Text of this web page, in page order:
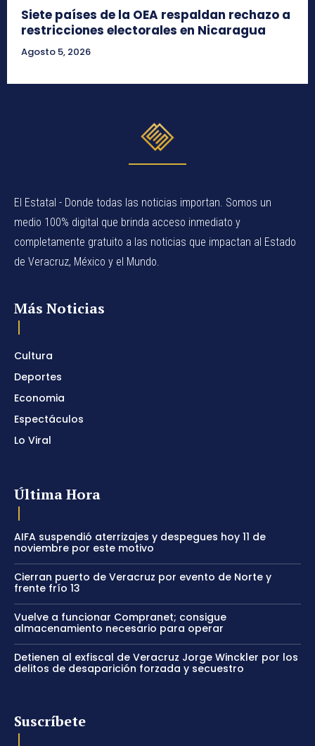
Siete países de la OEA respaldan rechazo a
restricciones electorales en Nicaragua
Agosto 5, 2026
El Estatal - Donde todas las noticias importan. Somos un
medio 100% digital que brinda acceso inmediato y
completamente gratuito a las noticias que impactan al Estado
de Veracruz, México y el Mundo.
Más Noticias
Cultura
Deportes
Economia
Espectáculos
Lo Viral
Última Hora
AIFA suspendió aterrizajes y despegues hoy 11 de
noviembre por este motivo
Cierran puerto de Veracruz por evento de Norte y
frente frío 13
Vuelve a funcionar Compranet; consigue
almacenamiento necesario para operar
Detienen al exfiscal de Veracruz Jorge Winckler por los
delitos de desaparición forzada y secuestro
Suscríbete